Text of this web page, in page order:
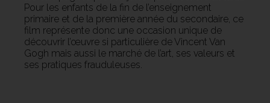
Pour les enfants de la fin de l’enseignement
primaire et de la première année du secondaire, ce
film représente donc une occasion unique de
découvrir l’œuvre si particulière de Vincent Van
Gogh mais aussi le marché de l’art, ses valeurs et
ses pratiques frauduleuses.